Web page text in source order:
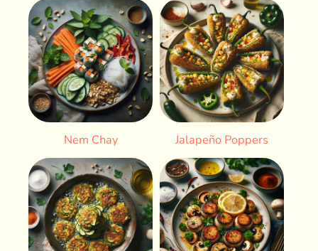
Nem Chay Jalapeño Poppers